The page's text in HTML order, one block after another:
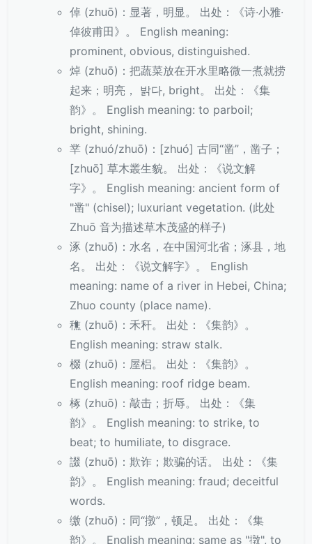
倬 (zhuō)：显著，明显。 出处：《诗·小雅·
倬彼甫田》。 English meaning:
prominent, obvious, distinguished.
焯 (zhuō)：把蔬菜放在开水里略微一煮就捞
起来；明亮， 밝다, bright。 出处：《集
韵》。 English meaning: to parboil;
bright, shining.
丵 (zhuó/zhuō)：[zhuó] 古同“凿”，凿子；
[zhuō] 草木叢生貌。 出处：《说文解
字》。 English meaning: ancient form of
"凿" (chisel); luxuriant vegetation. (此处
Zhuō 音为描述草木茂盛的样子)
涿 (zhuō)：水名，在中国河北省；涿县，地
名。 出处：《说文解字》。 English
meaning: name of a river in Hebei, China;
Zhuo county (place name).
穛 (zhuō)：禾秆。 出处：《集韵》。
English meaning: straw stalk.
棳 (zhuō)：屋梠。 出处：《集韵》。
English meaning: roof ridge beam.
椓 (zhuō)：敲击；折辱。 出处：《集
韵》。 English meaning: to strike, to
beat; to humiliate, to disgrace.
諁 (zhuō)：欺诈；欺骗的话。 出处：《集
韵》。 English meaning: fraud; deceitful
words.
缴 (zhuō)：同“撴”，顿足。 出处：《集
韵》。 English meaning: same as "撴", to